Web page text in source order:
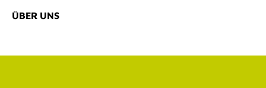
ÜBER UNS